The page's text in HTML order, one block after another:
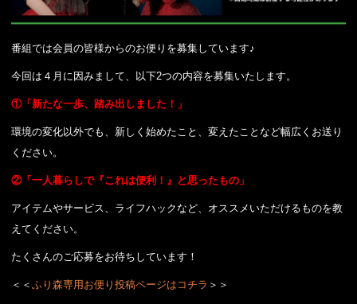
番組では会員の皆様からのお便りを募集しています♪
今回は４月に因みまして、以下2つの内容を募集いたします。
①「新たな一歩、踏み出しました！」
環境の変化以外でも、新しく始めたこと、変えたことなど幅広くお送り
ください。
②「一人暮らしで『これは便利！』と思ったもの」
アイテムやサービス、ライフハックなど、オススメいただけるものを教
えてください。
たくさんのご応募をお待ちしています！
＜＜ ふり森専用お便り投稿ページはコチラ ＞＞